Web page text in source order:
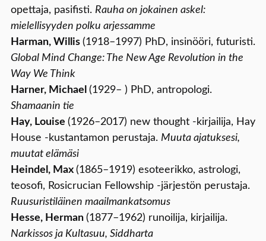
opettaja, pasifisti. Rauha on jokainen askel:
mielellisyyden polku arjessamme
Harman, Willis (1918–1997) PhD, insinööri, futuristi.
Global Mind Change: The New Age Revolution in the
Way We Think
Harner, Michael (1929– ) PhD, antropologi.
Shamaanin tie
Hay, Louise (1926–2017) new thought -kirjailija, Hay
House -kustantamon perustaja. Muuta ajatuksesi,
muutat elämäsi
Heindel, Max (1865–1919) esoteerikko, astrologi,
teosofi, Rosicrucian Fellowship -järjestön perustaja.
Ruusuristiläinen maailmankatsomus
Hesse, Herman (1877–1962) runoilija, kirjailija.
Narkissos ja Kultasuu, Siddharta